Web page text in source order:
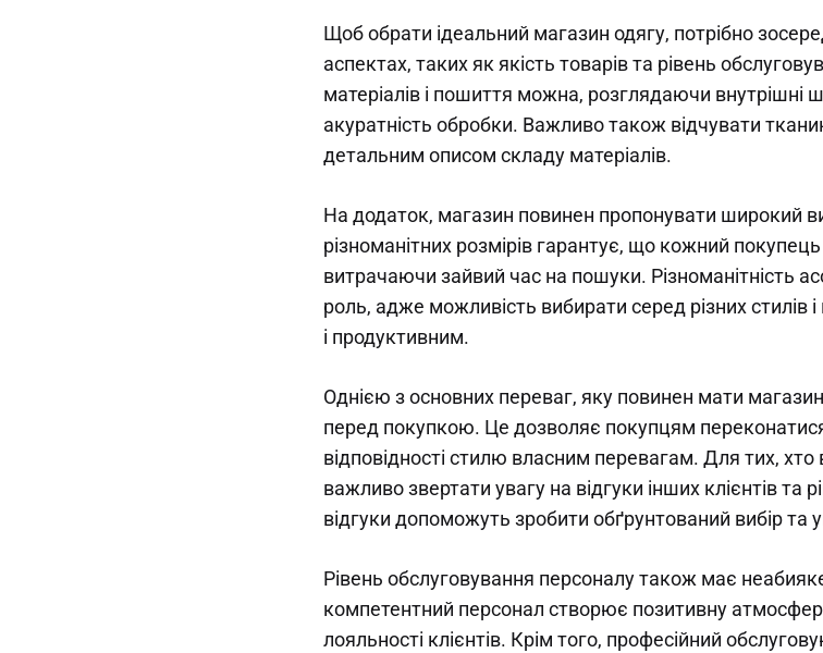
Щоб обрати ідеальний магазин одягу, потрібно
аспектах, таких як якість товарів та рівень
матеріалів і пошиття можна, розглядаючи внутрішні
акуратність обробки. Важливо також відчувати
детальним описом складу матеріалів.
На додаток, магазин повинен пропонувати широкий
різноманітних розмірів гарантує, що кожний
витрачаючи зайвий час на пошуки. Різноманітність
роль, адже можливість вибирати серед різних
і продуктивним.
Однією з основних переваг, яку повинен мати
перед покупкою. Це дозволяє покупцям переконатися
відповідності стилю власним перевагам. Для тих, хто
важливо звертати увагу на відгуки інших клієнтів та
відгуки допоможуть зробити обґрунтований вибір
Рівень обслуговування персоналу також має
компетентний персонал створює позитивну
лояльності клієнтів. Крім того, професійний